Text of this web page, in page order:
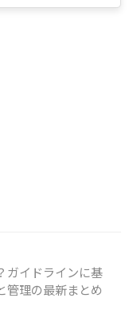
5章では高齢者特有の
段階的に理解できま
問や症状があれば、早
ガイドラインに基
管理の最新まとめ